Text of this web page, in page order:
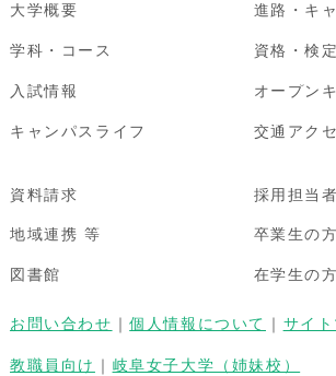
大学概要
学科・コース
入試情報
キャンパスライフ
進路・キ
資格・検定
オープン
交通アク
資料請求
地域連携 等
図書館
採用担当
卒業生の
在学生の
お問い合わせ ｜個人情報について ｜ サイ
教職員向け ｜ 岐阜女子大学（姉妹校）